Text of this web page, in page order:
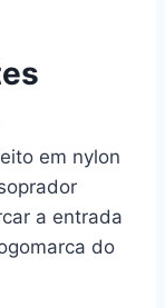
em nylon
a entrada
do